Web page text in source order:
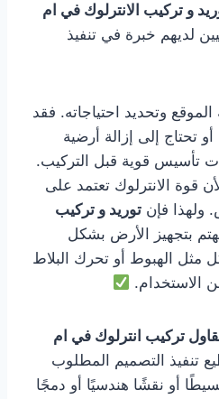
و تركيب الانترلوك في ام
لديهم خبرة في تنفيذ
الموقع وتحديد احتياجاته. فقد
تحتاج إلى إزالة أرضية
تأسيس قوية قبل التركيب.
قوة الانترلوك تعتمد على
ولهذا فإن توريد و تركيب
بتجهيز الأرض بشكل
الهبوط أو تحرك البلاط
الاستخدام.
تركيب انترلوك في ام
تنفيذ التصميم المطلوب
أو نقشًا هندسيًا أو دمجًا